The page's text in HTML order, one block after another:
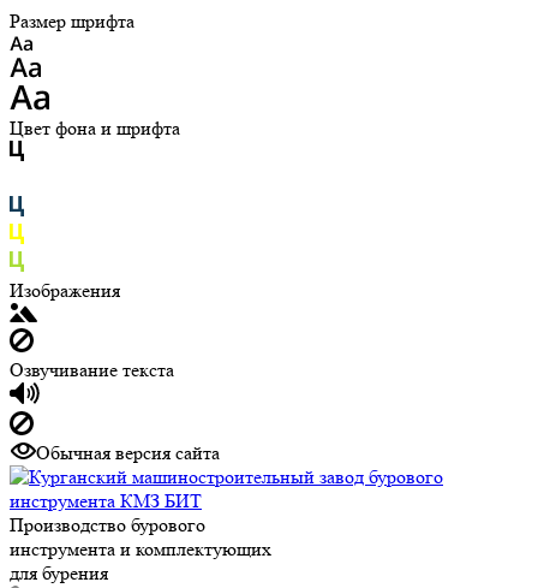
Размер шрифта
Цвет фона и шрифта
Изображения
Озвучивание текста
Обычная версия сайта
Производство бурового
инструмента и комплектующих
для бурения